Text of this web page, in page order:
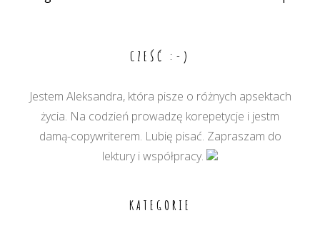
CZEŚĆ :-)
Jestem Aleksandra, która pisze o różnych apsektach
życia. Na codzień prowadzę korepetycje i jestm
damą-copywriterem. Lubię pisać. Zapraszam do
lektury i współpracy.
KATEGORIE